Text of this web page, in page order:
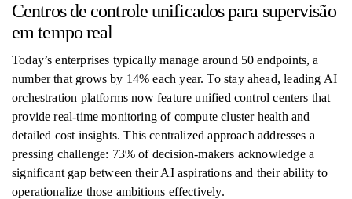
Centros de controle unificados para supervisão
em tempo real
Today’s enterprises typically manage around 50 endpoints, a
number that grows by 14% each year. To stay ahead, leading AI
orchestration platforms now feature unified control centers that
provide real-time monitoring of compute cluster health and
detailed cost insights. This centralized approach addresses a
pressing challenge: 73% of decision-makers acknowledge a
significant gap between their AI aspirations and their ability to
operationalize those ambitions effectively.